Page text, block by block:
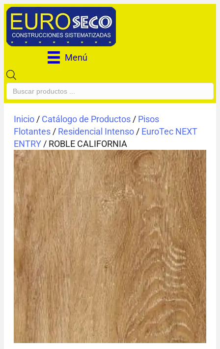
Menú
de
productos
Inicio / Catálogo de Productos / Pisos
Flotantes / Residencial Intenso / EuroTec NEXT
ENTRY / ROBLE CALIFORNIA